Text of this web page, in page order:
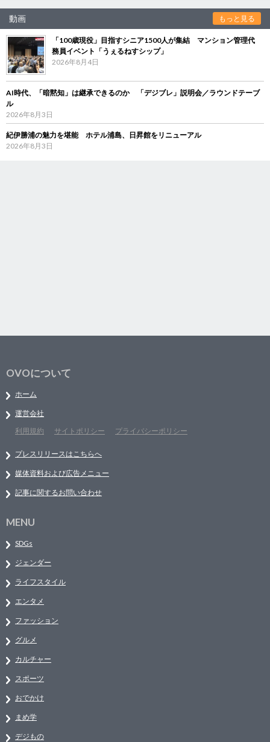
動画 もっと見る
「100歳現役」目指すシニア1500人が集結 マンション管理代
務員イベント「うぇるねすシップ」
2026年8月4日
AI時代、「暗黙知」は継承できるのか 「デジブレ」説明会／ラウンドテーブ
ル
2026年8月3日
紀伊勝浦の魅力を堪能 ホテル浦島、日昇館をリニューアル
2026年8月3日
OVOについて
ホーム
運営会社
利用規約
サイトポリシー プライバシーポリシー
プレスリリースはこちらへ
媒体資料および広告メニュー
記事に関するお問い合わせ
MENU
SDGs
ジェンダー
ライフスタイル
エンタメ
ファッション
グルメ
カルチャー
スポーツ
おでかけ
まめ学
デジもの